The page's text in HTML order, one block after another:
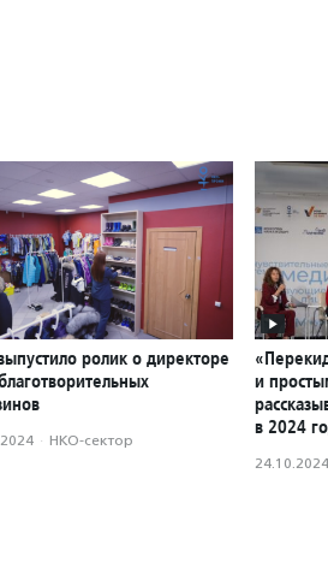
ролик о директоре
· НКО-сектор
и
в 2024
24.10.2024